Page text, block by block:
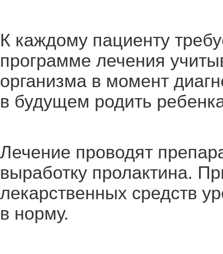
К каждому пациенту
программе лечения
организма в момент
в будущем родить
Лечение проводят
выработку пролактина.
лекарственных средств
в норму.